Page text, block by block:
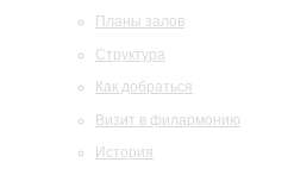
Планы залов
Структура
Как добраться
Визит в филармонию
История